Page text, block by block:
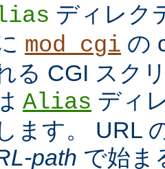
ディレク
mod_cgi の
る CGI スク
Alias ディ
ます。 URL
path で始ま